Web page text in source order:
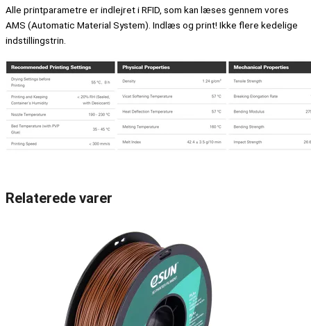
Alle printparametre er indlejret i RFID, som kan læses gennem vores
AMS (Automatic Material System). Indlæs og print! Ikke flere kedelige
indstillingstrin.
Relaterede varer